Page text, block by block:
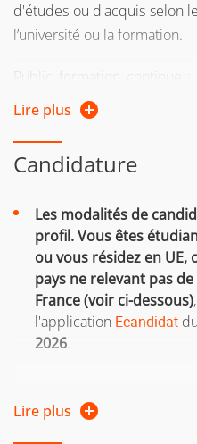
UE Stage ou projet tutoré
UE Hackathon de
d'études ou d'acquis selon
l’université ou la formation.
Public formation continue :
continue :
si vous reprenez vos
d'études
formation continue l’une
ou si vous êtes salarié,
indépendant
Si vous n'avez pas le
formation, vous pouvez
Lire plus
Candidature
Les modalités de
profil.Vous êtes
ou vous résidez en UE,
pays ne relevant pas
France (voir ci-dessous)
l'application Ecandidat du
2026.
Vous résidez dans un
Lire plus